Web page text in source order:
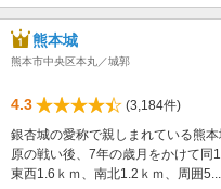
熊本城
熊本市中央区本丸／城郭
4.3
(3,184件)
銀杏城の愛称で親しまれている熊
原の戦い後、7年の歳月をかけて
東西1.6ｋｍ、南北1.2ｋｍ、周囲5....